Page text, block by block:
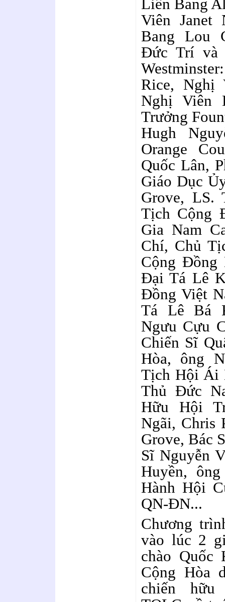
Liên Bang
Viên Janet
Bang Lou
Đức Trí và
Rice, Nghị
Nghị Viên
Trưởng
Hugh
Orange
Quốc Lân,
Giáo Dục
Grove, LS.
Tịch Cộng
Gia Nam
Chí, Chủ
Cộng Đồng
Đại Tá Lê
Đồng Việt
Tá Lê Bá
Ngưu Cựu
Chiến Sĩ
Hòa, ông
Tịch Hội Ái
Thủ Đức
Hữu Hội
Ngãi, Chris
Grove, Bác
Sĩ Nguyễn
Huyền,
Hành Hội
QN-ĐN...
Chương
vào lúc 2
chào Quốc
Cộng Hòa
chiến hữu